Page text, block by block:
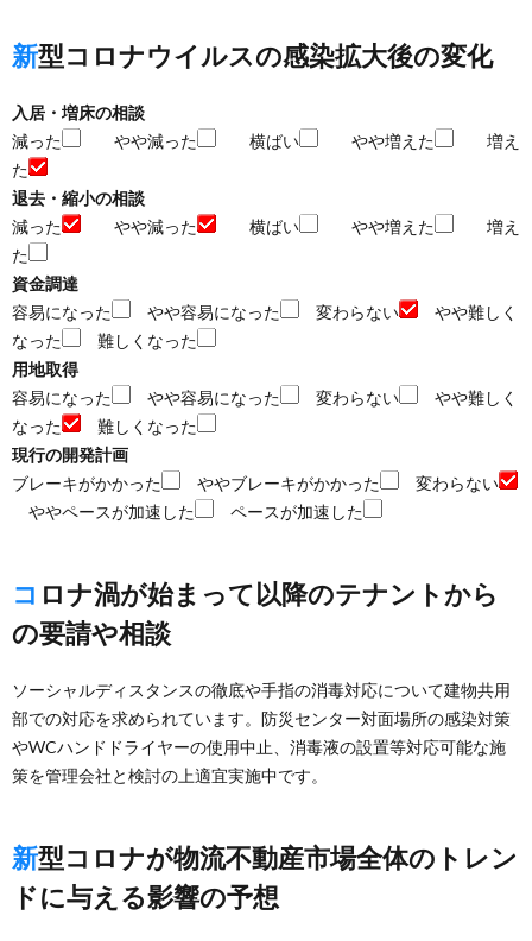
新型コロナウイルスの感染拡大後の変化
入居・増床の相談
減った
やや減った 横ばい やや増えた
増え
た
退去・縮小の相談
減った
やや減った 横ばい やや増えた
増え
た
資金調達
容易になった
やや容易になった 変わらない
やや難しく
なった
難しくなった
用地取得
容易になった
やや容易になった 変わらない
やや難しく
なった
難しくなった
現行の開発計画
ブレーキがかかった
ややブレーキがかかった
変わらない
ややペースが加速した
ペースが加速した
コロナ渦が始まって以降のテナントから
の要請や相談
ソーシャルディスタンスの徹底や手指の消毒対応について建物共用
部での対応を求められています。防災センター対面場所の感染対策
やWCハンドドライヤーの使用中止、消毒液の設置等対応可能な施
策を管理会社と検討の上適宜実施中です。
新型コロナが物流不動産市場全体のトレン
ドに与える影響の予想